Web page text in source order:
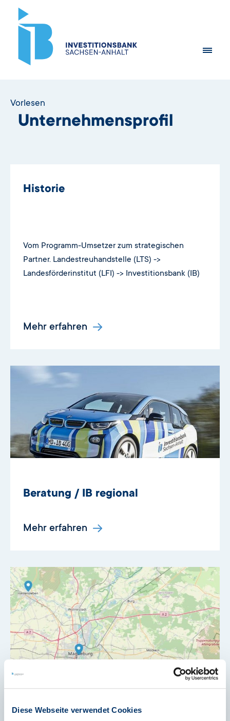
Diese Webseite verwendet Cookies
Vorlesen
Unternehmensprofil
Historie
Vom Programm-Umsetzer zum strategischen
Partner. Landestreuhandstelle (LTS) ->
Landesförderinstitut (LFI) -> Investitionsbank (IB)
Mehr erfahren
Beratung / IB regional
Mehr erfahren
Ihr Weg zur IB